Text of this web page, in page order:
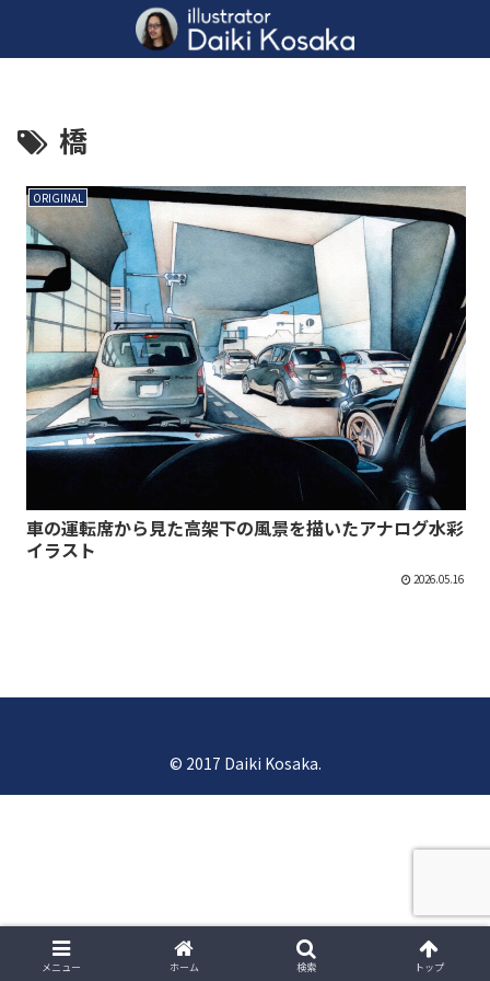
橋
ORIGINAL
車の運転席から見た高架下の風景を描いたアナログ水彩
イラスト
2026.05.16
© 2017 Daiki Kosaka.
メニュー ホーム 検索 トップ